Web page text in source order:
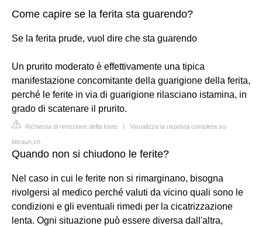
Come capire se la ferita sta guarendo?
Se la ferita prude, vuol dire che sta guarendo
Un prurito moderato è effettivamente una tipica
manifestazione concomitante della guarigione della ferita,
perché le ferite in via di guarigione rilasciano istamina, in
grado di scatenare il prurito.
Richiesta di rimozione della fonte | Visualizza la risposta completa su
bbraun.ch
Quando non si chiudono le ferite?
Nel caso in cui le ferite non si rimarginano, bisogna
rivolgersi al medico perché valuti da vicino quali sono le
condizioni e gli eventuali rimedi per la cicatrizzazione
lenta. Ogni situazione può essere diversa dall'altra,